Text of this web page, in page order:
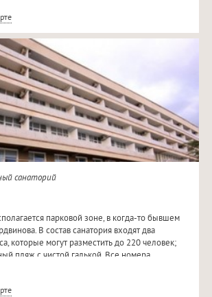
санаторий
парковой зоне, в когда-то бывшем
В состав санатория входят два
которые могут разместить до 220 человек;
пляж с чистой галькой. Все номера...